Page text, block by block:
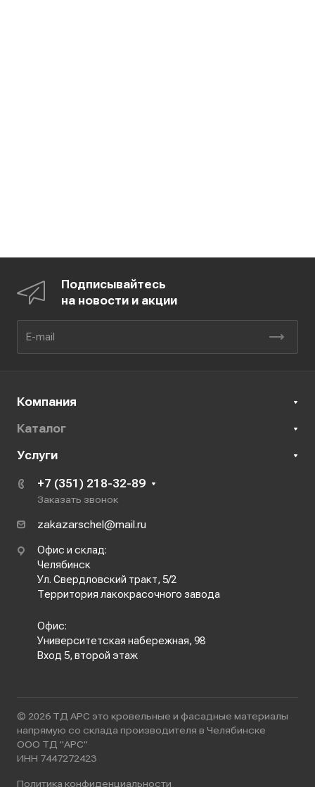
Подписывайтесь
на новости и акции
Компания
Каталог
Услуги
+7 (351) 218-32-89
Заказать звонок
zakazarschel@mail.ru
Офис и склад:
Челябинск
Ул. Свердловский тракт, 5/2
Территория лакокрасочного завода
Офис:
Университетская набережная, 98
Вход 5, второй этаж
© 2026 ТД АРС это кровельные и фасадные материалы
напрямую со склада производителя в Челябинске
ООО ТД "АРС"
ИНН 7447272423
Политика конфиденциальности